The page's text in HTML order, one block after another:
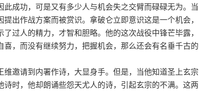
成功，可是又有多少人与机会失之交臂而碌碌无为。当
出作战方案而被赏识。拿破仑立即意识这是一个机会，
过人的精力，才智和胆略。他的这次战役中锋芒毕露，
，而没有继续努力，把握机会，那么还会有名垂千古的
邀请到内署作诗，大显身手。但是，当他知道圣上玄宗
时，他却朗诵些怨天尤人的诗，引起玄宗的不满。这两